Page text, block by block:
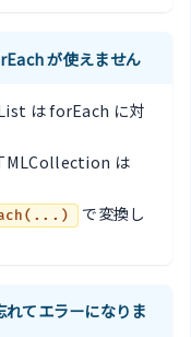
が使えません
は forEach に対
は
で変換し
てエラーになりま